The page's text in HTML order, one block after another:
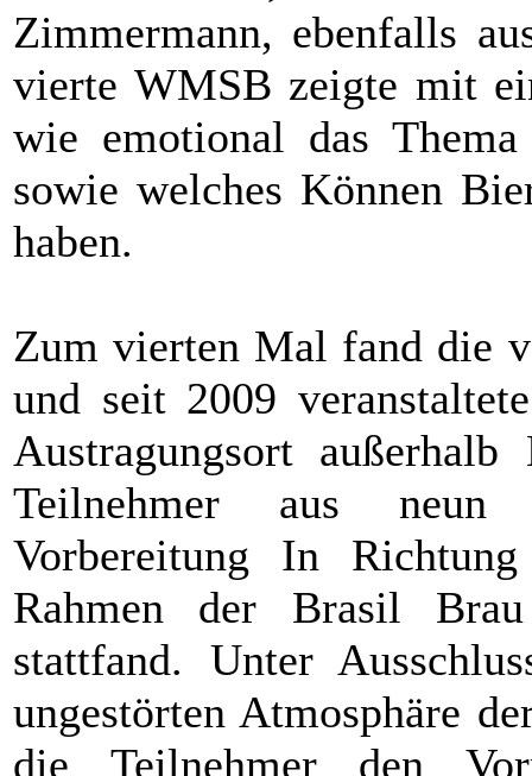
Zimmermann, ebenfalls
vierte WMSB zeigte mit
wie emotional das
sowie welches Können
haben.
Zum vierten Mal fand die
und seit 2009
Austragungsort
Teilnehmer aus neun
Vorbereitung In
Rahmen der Brasil
stattfand. Unter
ungestörten Atmosphäre
die Teilnehmer den